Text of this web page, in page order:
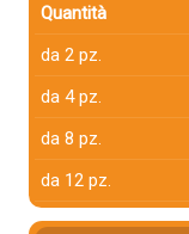
Quantità
da 2 pz.
da 4 pz.
da 8 pz.
da 12 pz.